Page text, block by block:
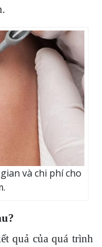
và chi phí cho
quả của quá trình